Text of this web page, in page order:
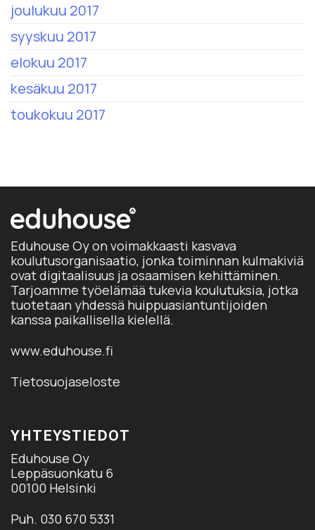
joulukuu 2017
syyskuu 2017
elokuu 2017
kesäkuu 2017
toukokuu 2017
Eduhouse Oy on voimakkaasti kasvava
koulutusorganisaatio, jonka toiminnan kulmakiviä
ovat digitaalisuus ja osaamisen kehittäminen.
Tarjoamme työelämää tukevia koulutuksia, jotka
tuotetaan yhdessä huippuasiantuntijoiden
kanssa paikallisella kielellä.
www.eduhouse.fi
Tietosuojaseloste
YHTEYSTIEDOT
Eduhouse Oy
Leppäsuonkatu 6
00100 Helsinki
Puh. 030 670 5331